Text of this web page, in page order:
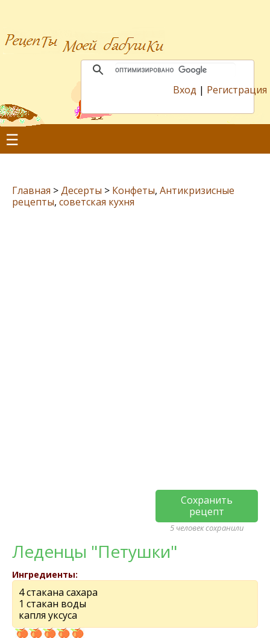
Вход | Регистрация
☰
Главная >Десерты > Конфеты, Антикризисные
рецепты, советская кухня
Сохранить
рецепт
5 человек сохранили
Леденцы "Петушки"
Ингредиенты:
4 стакана сахара
1 стакан воды
капля уксуса